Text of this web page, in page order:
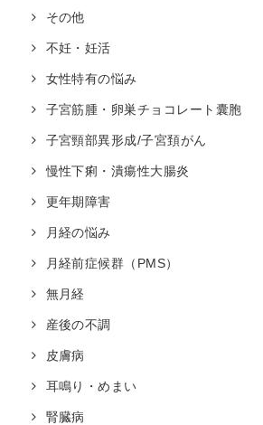
その他
不妊・妊活
女性特有の悩み
子宮筋腫・卵巣チョコレート囊胞
子宮頸部異形成/子宮頚がん
慢性下痢・潰瘍性大腸炎
更年期障害
月経の悩み
月経前症候群（PMS）
無月経
産後の不調
皮膚病
耳鳴り・めまい
腎臓病